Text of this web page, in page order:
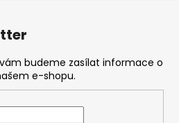
budeme zasílat informace o
e-shopu.